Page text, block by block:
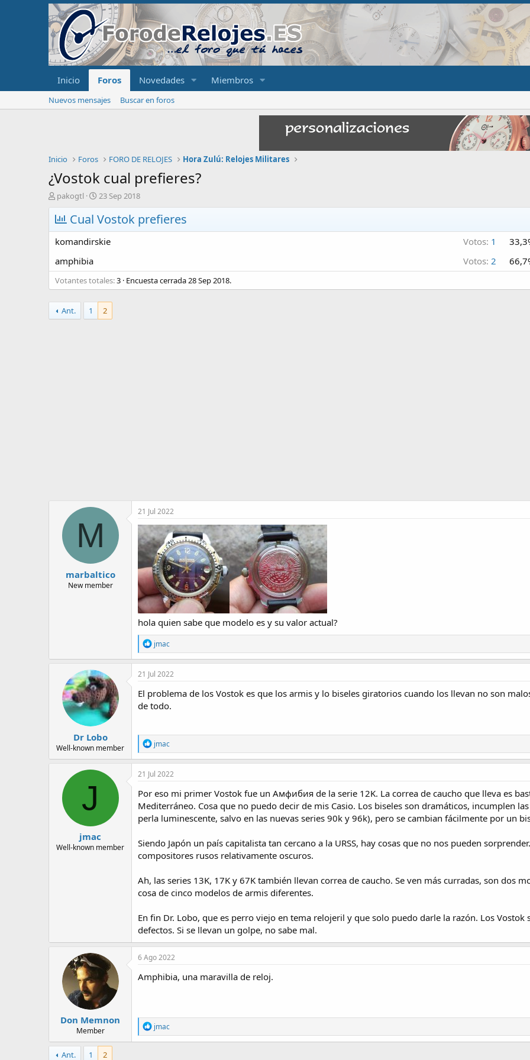
Inicio Foros Novedades Miembros
Nuevos mensajes Buscar en foros
Inicio Foros FORO DE RELOJES Hora Zulú: Relojes Militares
¿Vostok cual prefieres?
I
n
i
c
i
a
d
o
r
d
e
l
t
pakogtl
F
e
c
h
a
d
i
n
i
c
o
23 Sep 2018
Cual Vostok prefieres
komandirskie Votos: 1
amphibia
Votos: 2
Votantes totales 3 Encuesta cerrada28 Sep 2018.
Ant. 1 2
M
marbaltico
New member
21 Jul 2022
hola quien sabe que modelo es y su valor actual?
R
e
a
c
i
o
n
jmac
Dr Lobo
Well-known member
21 Jul 2022
El problema de los Vostok es que los armis y lo biseles giratorios cuando los llevan no son
de todo.
R
e
a
c
o
n
s
jmac
J
jmac
Well-known member
21 Jul 2022
Por eso mi primer Vostok fue un Амфибия de la serie 12K. La correa de caucho que lleva es
Mediterráneo. Cosa que no puedo decir de mis Casio. Los biseles son dramáticos, incumplen
perla luminescente, salvo en las nuevas series 90k y 96k), pero se cambian fácilmente por un
Siendo Japón un país capitalista tan cercano a la URSS, hay cosas que no nos pueden
compositores rusos relativamente oscuros.
Ah, las series 13K, 17K y 67K también llevan correa de caucho. Se ven más curradas, son dos
cosa de cinco modelos de armis diferentes.
En fin Dr. Lobo, que es perro viejo en tema relojeril y que solo puedo darle la razón. Los
defectos. Si se llevan un golpe, no sabe mal.
Don Memnon
Member
6 Ago 2022
Amphibia, una maravilla de reloj.
R
e
a
jmac
Ant. 1 2